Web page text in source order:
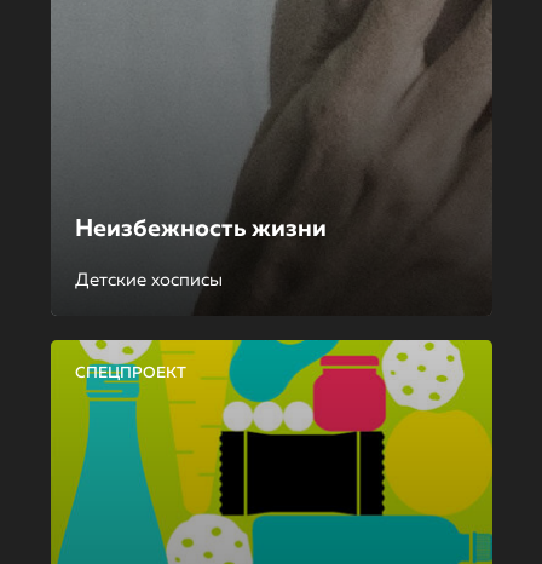
Неизбежность жизни
Детские хосписы
СПЕЦПРОЕКТ